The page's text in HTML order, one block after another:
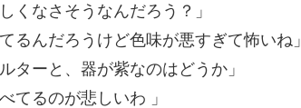
くなさそうなんだろう？」
るんだろうけど色味が悪すぎて怖いね」
ターと、器が紫なのはどうか」
てるのが悲しいわ 」